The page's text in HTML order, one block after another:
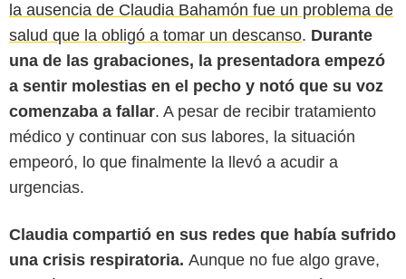
la ausencia de Claudia Bahamón fue un problema de
salud que la obligó a tomar un descanso. Durante
una de las grabaciones, la presentadora empezó
a sentir molestias en el pecho y notó que su voz
comenzaba a fallar. A pesar de recibir tratamiento
médico y continuar con sus labores, la situación
empeoró, lo que finalmente la llevó a acudir a
urgencias.
Claudia compartió en sus redes que había sufrido
una crisis respiratoria. Aunque no fue algo grave,